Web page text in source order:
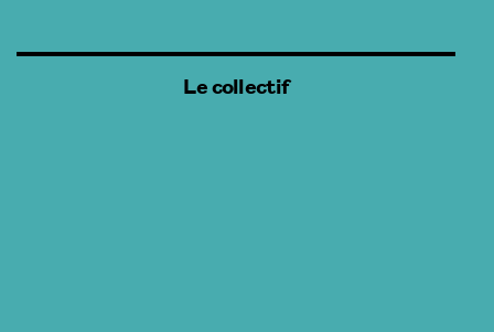
Le collectif